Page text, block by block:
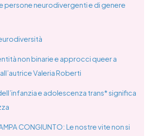
persone neurodivergenti e di genere
non binarie e approcci queer a
Valeria Roberti
e adolescenza trans* significa
CONGIUNTO: Le nostre vite non si